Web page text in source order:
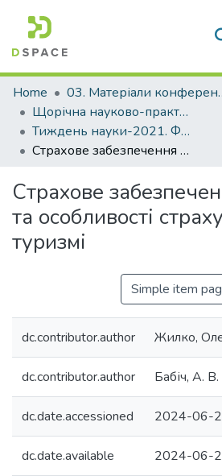
Communities & Collections
All of DSpace
Statistics
Home
03.
Щорічна науково-практична конференція «Тиждень науки»
Тиждень науки-2021. Факультет міжнародного туризму та економіки
Страхове забезпечення подорожі та особливості страхування у туризмі
Страхове
та особливості
туризмі
Simple item
dc.contributor.author Жилко,
dc.contributor.author Бабіч, А. В.
dc.date.accessioned 2024-06-
dc.date.available 2024-06-